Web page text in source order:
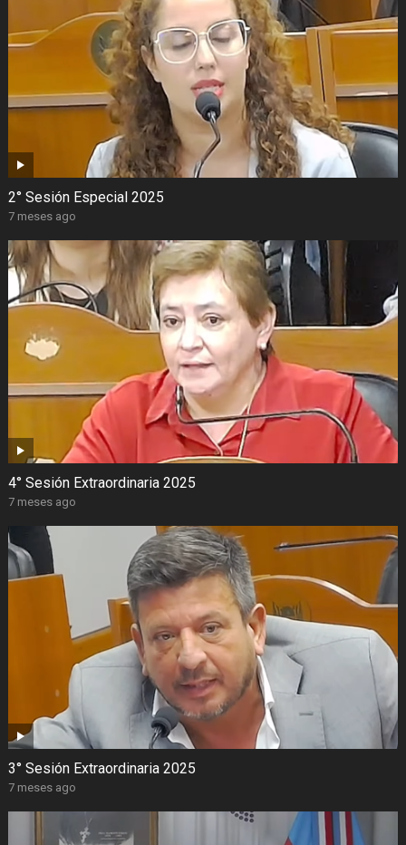
2° Sesión Especial 2025
7 meses ago
4° Sesión Extraordinaria 2025
7 meses ago
3° Sesión Extraordinaria 2025
7 meses ago